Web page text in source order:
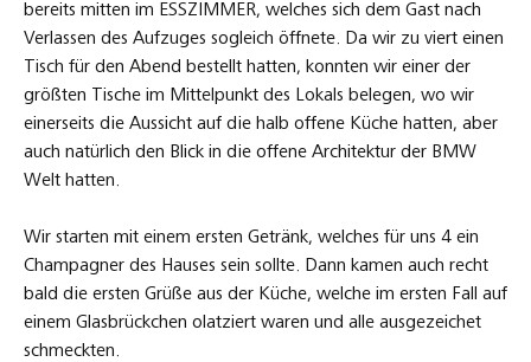
bereits mitten im ESSZIMMER, welches sich dem Gast nach
Verlassen des Aufzuges sogleich öffnete. Da wir zu viert einen
Tisch für den Abend bestellt hatten, konnten wir einer der
größten Tische im Mittelpunkt des Lokals belegen, wo wir
einerseits die Aussicht auf die halb offene Küche hatten, aber
auch natürlich den Blick in die offene Architektur der BMW
Welt hatten.
Wir starten mit einem ersten Getränk, welches für uns 4 ein
Champagner des Hauses sein sollte. Dann kamen auch recht
bald die ersten Grüße aus der Küche, welche im ersten Fall auf
einem Glasbrückchen olatziert waren und alle ausgezeichet
schmeckten.